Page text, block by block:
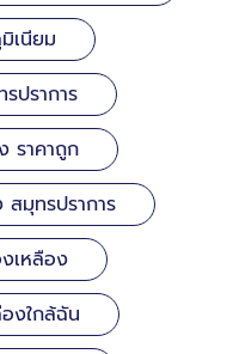
เนียม
ปราการ
ราคาถูก
มุทรปราการ
เหลือง
งใกล้ฉัน